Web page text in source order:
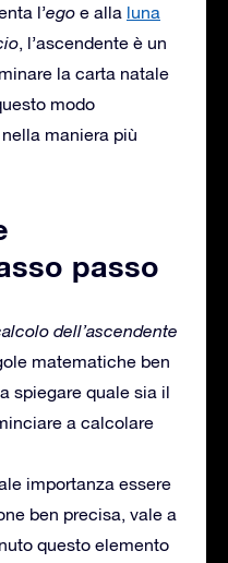
l’ego e alla luna
, l’ascendente è un
la carta natale
modo
maniera più
passo
dell’ascendente
matematiche ben
spiegare quale sia il
a calcolare
importanza essere
ben precisa, vale a
questo elemento